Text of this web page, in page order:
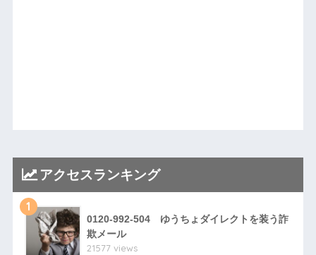
アクセスランキング
1
0120-992-504 ゆうちょダイレクトを装う詐
欺メール
21577 views